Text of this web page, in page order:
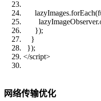
});
}
});
</script>
网络传输优化